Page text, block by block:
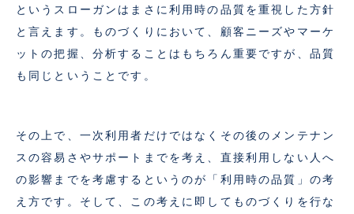
というスローガンはまさに利用時の品質を重視した方針
と言えます。ものづくりにおいて、顧客ニーズやマーケ
ットの把握、分析することはもちろん重要ですが、品質
も同じということです。
その上で、一次利用者だけではなくその後のメンテナン
スの容易さやサポートまでを考え、直接利用しない人へ
の影響までを考慮するというのが「利用時の品質」の考
え方です。そして、この考えに即してものづくりを行な